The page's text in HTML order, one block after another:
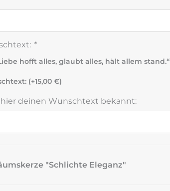
*
hofft alles, glaubt alles, hält allem stand.“
(+15,00 €)
hier deinen Wunschtext bekannt:
"Schlichte Eleganz"